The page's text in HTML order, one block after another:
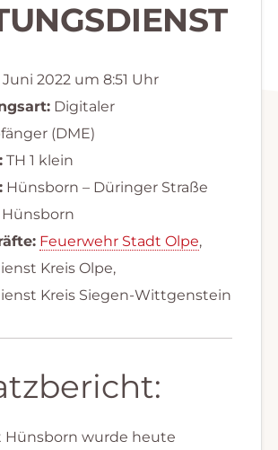
2022 um 8:51 Uhr
Digitaler
(DME)
TH 1 klein
Hünsborn – Düringer Straße
Feuerwehr Stadt Olpe,
Kreis Olpe,
Kreis Siegen-Wittgenstein
Hünsborn wurde heute